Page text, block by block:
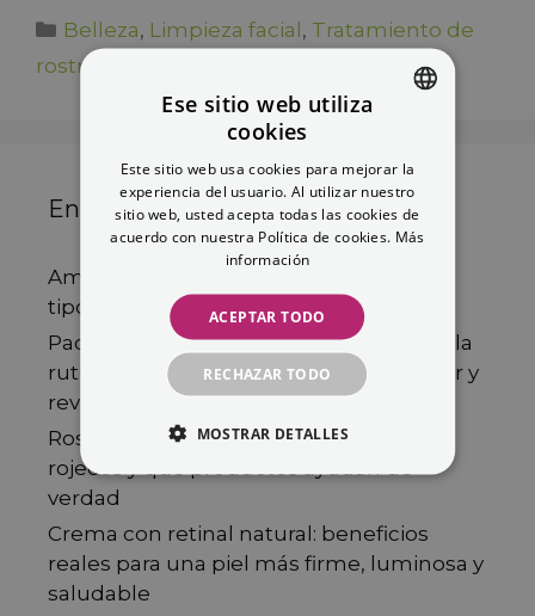
Belleza, Limpieza facial , Tratamiento de
rostro
Entradas recientes
Ampollas faciales: cuál elegir según tu
tipo de piel y qué beneficios aportan
Pack capilar para un pelo fuerte y sano: la
rutina completa para fortalecer, hidratar y
revitalizar el cabello
Rosácea en la piel: cómo calmar las
rojeces y qué productos ayudan de
verdad
Crema con retinal natural: beneficios
reales para una piel más firme, luminosa y
saludable
ENGLISH
Ese sitio web utiliza
cookies
Este sitio web usa cookies para mejorar la
experiencia del usuario. Al utilizar nuestro
sitio web, usted acepta todas las cookies de
acuerdo con nuestra Política de cookies. Más
información
ACEPTAR TODO
RECHAZAR TODO
MOSTRAR DETALLES